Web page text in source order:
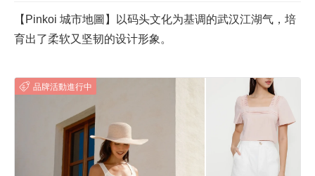
【Pinkoi 城市地圖】以码头文化为基调的武汉江湖气，培
育出了柔软又坚韧的设计形象。